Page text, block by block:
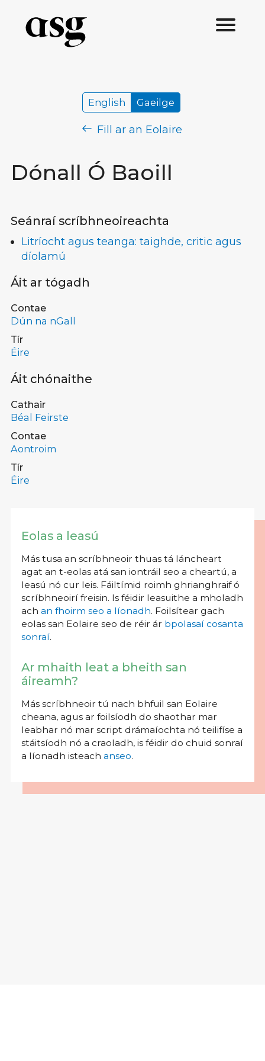
Dónall Ó Baoill
English Gaeilge
Fill ar an Eolaire
Seánraí scríbhneoireachta
Litríocht agus teanga: taighde, critic agus
díolamú
Áit ar tógadh
Contae
Dún na nGall
Tír
Éire
Áit chónaithe
Cathair
Béal Feirste
Contae
Aontroim
Tír
Éire
Eolas a leasú
Más tusa an scríbhneoir thuas tá láncheart
agat an t-eolas atá san iontráil seo a cheartú, a
leasú nó cur leis. Fáiltímid roimh ghrianghraif ó
scríbhneoirí freisin. Is féidir leasuithe a mholadh
ach an fhoirm seo a líonadh. Foilsítear gach
eolas san Eolaire seo de réir ár bpolasaí cosanta
sonraí.
Ar mhaith leat a bheith san
áireamh?
Más scríbhneoir tú nach bhfuil san Eolaire
cheana, agus ar foilsíodh do shaothar mar
leabhar nó mar script drámaíochta nó teilifíse a
stáitsíodh nó a craoladh, is féidir do chuid sonraí
a líonadh isteach anseo.